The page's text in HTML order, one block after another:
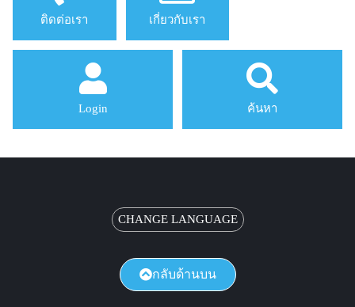
ติดต่อเรา เกี่ยวกับเรา
Login ค้นหา
CHANGE LANGUAGE
กลับด้านบน